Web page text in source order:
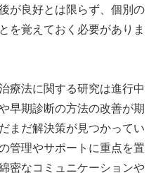
が良好とは限らず、個別の
を覚えておく必要がありま
療法に関する研究は進行中
早期診断の方法の改善が期
まだ解決策が見つかってい
管理やサポートに重点を置
密なコミュニケーションや